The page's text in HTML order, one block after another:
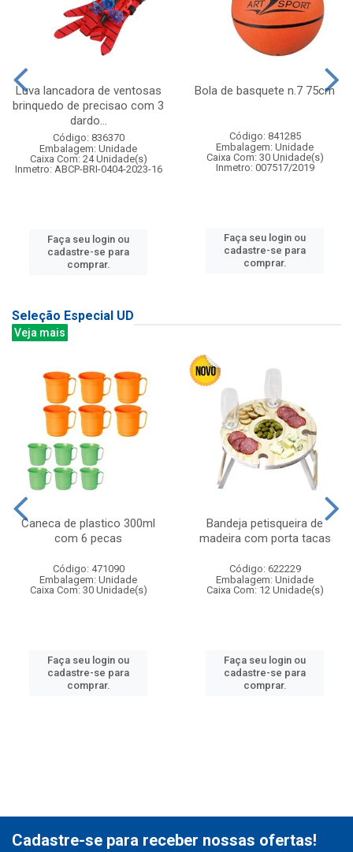
Luva lancadora de ventosas
brinquedo de precisao com 3
dardo...
Código: 836370
Embalagem: Unidade
Caixa Com: 24 Unidade(s)
Inmetro: ABCP-BRI-0404-2023-16
Faça seu login ou
cadastre-se para
comprar.
Bola de basquete n.7 75cm
Código: 841285
Embalagem: Unidade
Caixa Com: 30 Unidade(s)
Inmetro: 007517/2019
Faça seu login ou
cadastre-se para
comprar.
Seleção Especial UD
Veja mais
Caneca de plastico 300ml
com 6 pecas
Código: 471090
Embalagem: Unidade
Caixa Com: 30 Unidade(s)
Faça seu login ou
cadastre-se para
comprar.
Bandeja petisqueira de
madeira com porta tacas
Código: 622229
Embalagem: Unidade
Caixa Com: 12 Unidade(s)
Faça seu login ou
cadastre-se para
comprar.
Cadastre-se para receber nossas ofertas!